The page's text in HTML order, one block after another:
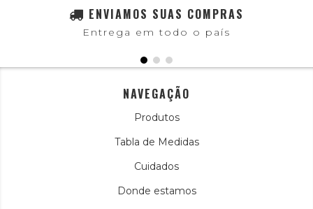
ENVIAMOS SUAS COMPRAS
Entrega em todo o país
NAVEGAÇÃO
Produtos
Tabla de Medidas
Cuidados
Donde estamos